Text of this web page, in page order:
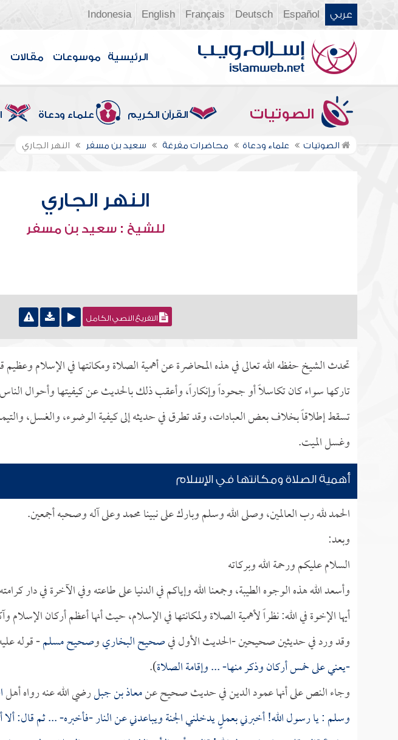
عربي Español
Deutsch
Français
English
Indonesia
الرئيسية موسوعات مقالات
الصوتيات القرآن الكريم علماء ودعاة
الصوتيات علماء ودعاة محاضرات مفرغة سعيد بن مسفر النهر الجاري
النهر الجاري
للشيخ : سعيد بن مسفر
التفريغ النصي الكامل
تحدث الشيخ حفظه الله تعالى في هذه المحاضرة عن أهمية الصلاة ومكانتها في الإسلام
تاركها سواء كان تكاسلاً أو جحوداً وإنكاراً، وأعقب ذلك بالحديث عن كيفيتها وأحوال
تسقط إطلاقاً بخلاف بعض العبادات، وقد تطرق في حديثه إلى كيفية الوضوء، والغسل،
وغسل الميت.
أهمية الصلاة ومكانتها في الإسلام
الحمد لله رب العالمين، وصلى الله وسلم وبارك على نبينا محمد وعلى آله وصحبه أجمعين.
وبعد:
السلام عليكم ورحمة الله وبركاته
وأسعد الله هذه الوجوه الطيبة، وجمعنا الله وإياكم في الدنيا على طاعته وفي الآخرة في دار
أيها الإخوة في الله: نظراً لأهمية الصلاة ولمكانتها في الإسلام، حيث أنها أعظم أركان
وقد ورد في حديثين صحيحين -الحديث الأول فيصحيح البخاريوصحيح مسلم- قوله
-يعني على خمس أركان وذكر منها- ... وإقامة الصلاة).
وجاء النص على أنها عمود الدين في حديث صحيح عنمعاذ بن جبلرضي الله عنه رواه أهل
وسلم : يا رسول الله! أخبرني بعملٍ يدخلني الجنة ويباعدني عن النار -فأخبره- ... ثم قال: